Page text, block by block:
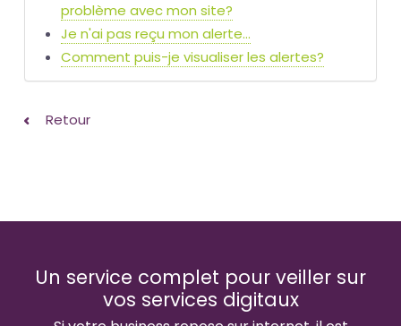
problème avec mon site?
Je n'ai pas reçu mon alerte...
Comment puis-je visualiser les alertes?
Retour
Un service complet pour veiller sur
vos services digitaux